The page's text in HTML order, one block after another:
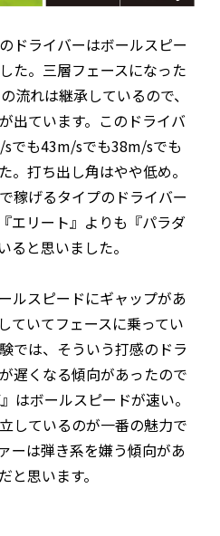
ドライバーはボールスピー
た。三層フェースになった
流れは継承しているので、
出ています。このドライバ
でも43m/sでも38m/sでも
。打ち出し角はやや低め。
稼げるタイプのドライバー
エリート』よりも『パラダ
ると思いました。
ルスピードにギャップがあ
ていてフェースに乗ってい
では、そういう打感のドラ
遅くなる傾向があったので
はボールスピードが速い。
しているのが一番の魅力で
ーは弾き系を嫌う傾向があ
と思います。